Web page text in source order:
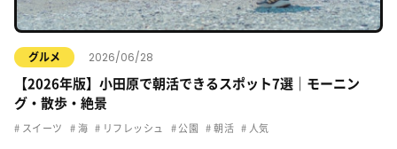
グルメ 2026/06/28
【2026年版】小田原で朝活できるスポット7選｜モーニン
グ・散歩・絶景
スイーツ 海 リフレッシュ 公園 朝活 人気